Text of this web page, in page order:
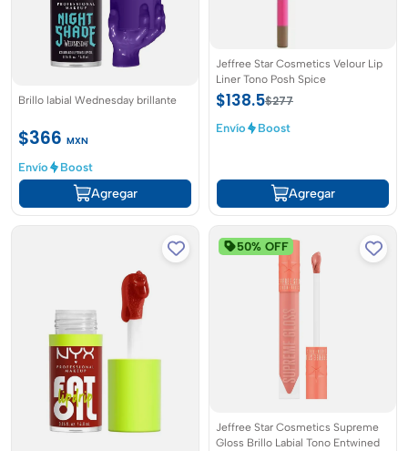
Brillo labial Wednesday brillante
$366 MXN
Envío
Boost
Agregar
Jeffree Star Cosmetics Velour Lip
Liner Tono Posh Spice
$138.5$277
Envío Boost
Agregar
50% OFF
Jeffree Star Cosmetics Supreme
Gloss Brillo Labial Tono Entwined